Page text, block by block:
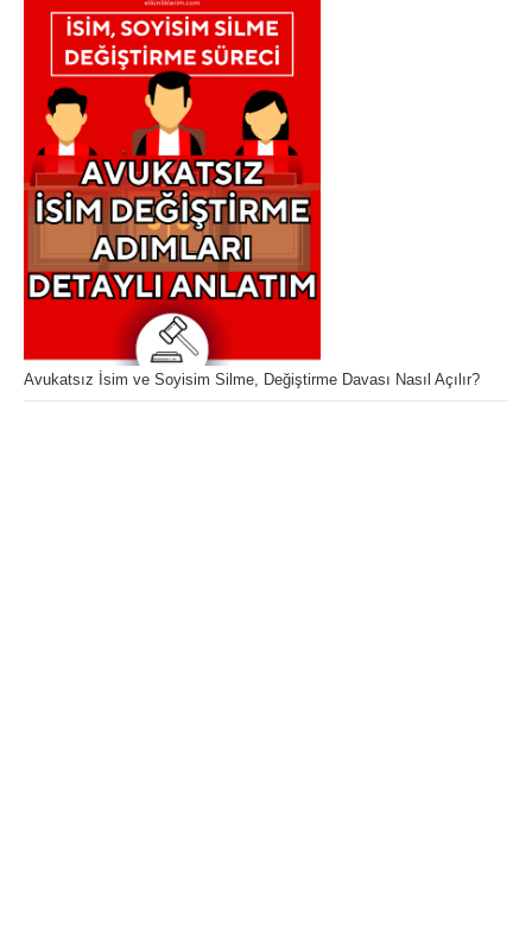
Avukatsız İsim ve Soyisim Silme, Değiştirme Davası Nasıl Açılır?